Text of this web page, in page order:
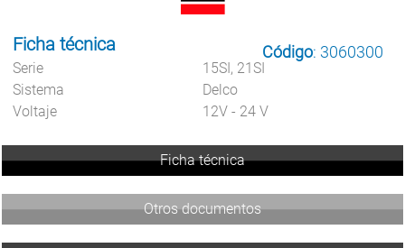
Código: 3060300
Ficha técnica
Serie
15SI, 21SI
Sistema
Delco
Voltaje
12V - 24 V
Ficha técnica
Otros documentos